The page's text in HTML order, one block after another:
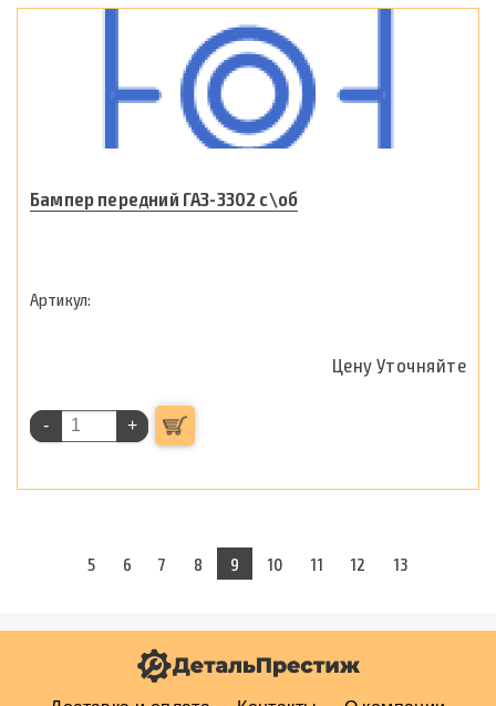
Бампер передний ГАЗ-3302 с\об
Цену Уточняйте
- +
5 6 7 8 9 10 11 12 13